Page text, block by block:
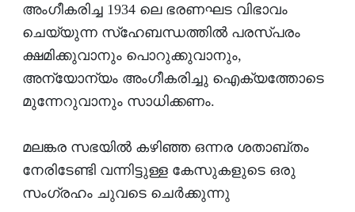
അംഗീകരിച്ച 1934 ലെ ഭരണഘട വിഭാവം
ചെയ്യുന്ന സ്‌ഹേബന്ധത്തില്‍ പരസ്പരം
ക്ഷമിക്കുവാനും പൊറുക്കുവാനും,
അന്യോന്യം അംഗീകരിച്ചു ഐക്യത്തോടെ
മുന്നേറുവാനും സാധിക്കണം.
മലങ്കര സഭയില്‍ കഴിഞ്ഞ ഒന്നര ശതാബ്തം
നേരിടേണ്ടി വന്നിട്ടുള്ള കേസുകളുടെ ഒരു
സംഗ്രഹം ചുവടെ ചെര്‍ക്കുന്നു